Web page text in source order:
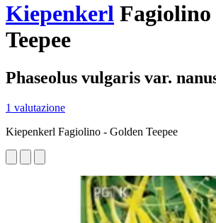
Kiepenkerl
Teepee
Phaseolus vulgaris var.
1 valutazione
Kiepenkerl Fagiolino - Golden Teepee